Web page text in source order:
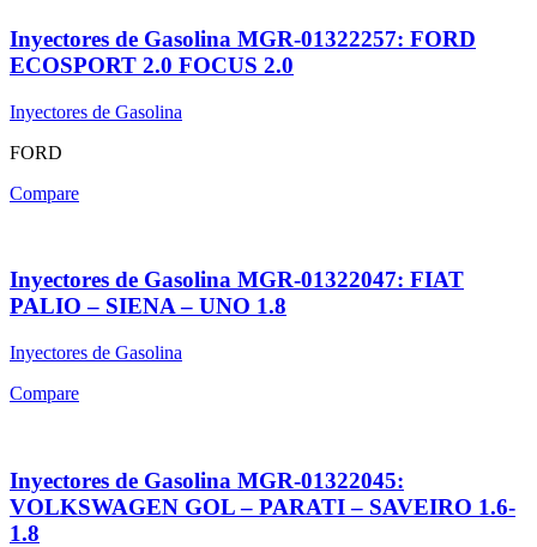
Inyectores de Gasolina MGR-01322257: FORD
ECOSPORT 2.0 FOCUS 2.0
Inyectores de Gasolina
FORD
Compare
Inyectores de Gasolina MGR-01322047: FIAT
PALIO – SIENA – UNO 1.8
Inyectores de Gasolina
Compare
Inyectores de Gasolina MGR-01322045:
VOLKSWAGEN GOL – PARATI – SAVEIRO 1.6-
1.8